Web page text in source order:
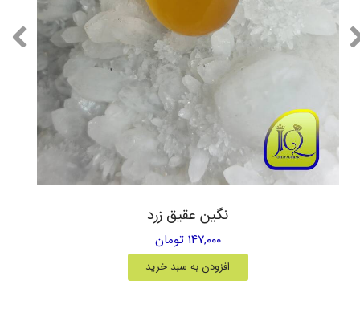
نگین عقیق زرد
۱۴۷,۰۰۰ تومان
افزودن به سبد خرید